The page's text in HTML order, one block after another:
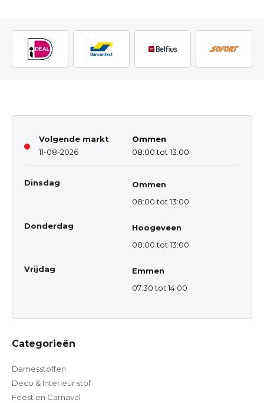
Volgende markt
11-08-2026
Ommen
08:00 tot 13:00
Dinsdag
Ommen
08:00 tot 13:00
Donderdag
Hoogeveen
08:00 tot 13:00
Vrijdag
Emmen
07:30 tot 14:00
Categorieën
Damesstoffen
Deco & Interieur stof
Feest en Carnaval